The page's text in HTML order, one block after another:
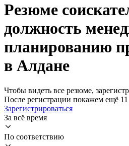
Резюме
должность
планированию
в Алдане
Чтобы видеть все резюме,
После регистрации покажем ещё
Зарегистрироваться
За всё время
По соответствию